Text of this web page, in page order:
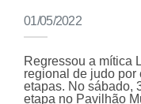
01/05/2022
Regressou a mítica
regional de judo por
etapas. No sábado,
etapa no Pavilhão